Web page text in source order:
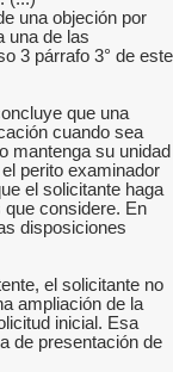
una objeción por
una de las
3 párrafo 3° de este
que una
cuando sea
mantenga su unidad
perito examinador
el solicitante haga
considere. En
disposiciones
el solicitante no
ampliación de la
inicial. Esa
de presentación de